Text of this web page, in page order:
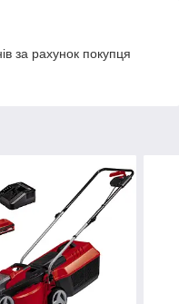
за рахунок покупця